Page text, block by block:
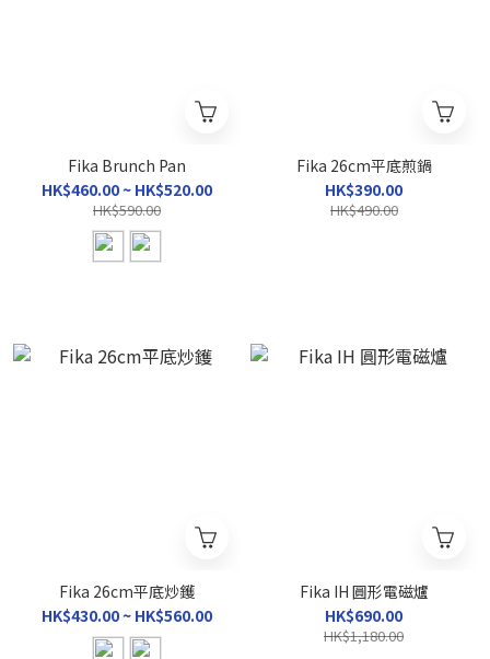
Fika Brunch Pan
HK$460.00 ~ HK$520.00
HK$590.00
Fika 26cm平底煎鍋
HK$390.00
HK$490.00
Fika 26cm平底炒鑊
HK$430.00 ~ HK$560.00
Fika IH 圓形電磁爐
HK$690.00
HK$1,180.00